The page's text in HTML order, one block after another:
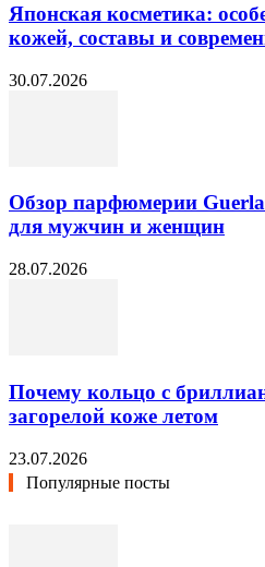
Японская косметика:
кожей, составы и
30.07.2026
Обзор парфюмерии
для мужчин и женщин
28.07.2026
Почему кольцо с
загорелой коже летом
23.07.2026
Популярные посты